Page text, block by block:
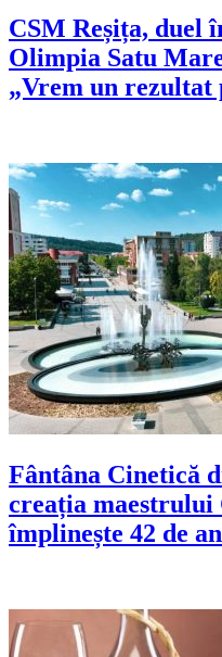
CSM Reșița, duel
Olimpia Satu
„Vrem un rezultat
Fântâna Cinetică
creația maestrului
împlinește 42 de